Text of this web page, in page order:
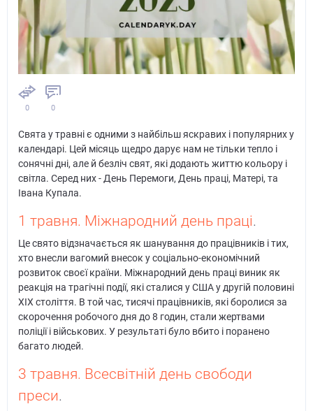
0 0
Свята у травні є одними з найбільш яскравих і популярних у
календарі. Цей місяць щедро дарує нам не тільки тепло і
сонячні дні, але й безліч свят, які додають життю кольору і
світла. Серед них - День Перемоги, День праці, Матері, та
Івана Купала.
1 травня. Міжнародний день праці.
Це свято відзначається як шанування до працівників і тих,
хто внесли вагомий внесок у соціально-економічний
розвиток своєї країни. Міжнародний день праці виник як
реакція на трагічні події, які сталися у США у другій половині
XIX століття. В той час, тисячі працівників, які боролися за
скорочення робочого дня до 8 годин, стали жертвами
поліції і військових. У результаті було вбито і поранено
багато людей.
3 травня. Всесвітній день свободи
преси.